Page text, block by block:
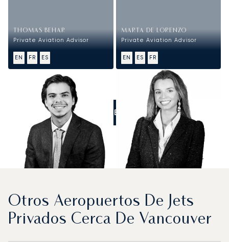
THOMAS BEHAR
Private Aviation Advisor
EN FR ES
MARTA DE LORENZO
Private Aviation Advisor
EN ES FR
LLÁMENOS
Otros Aeropuertos De Jets
Privados Cerca De Vancouver